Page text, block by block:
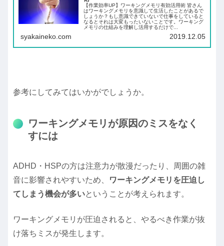
【作業効率UP】ワーキングメモリ有効活用術 皆さん
はワーキングメモリを意識して生活したことがあるで
しょうか？もし意識できていないで仕事をしていると
なるとそれは大変もったいないことです。ワーキング
メモリの仕組みを理解し活用するだけで...
syakaineko.com 2019.12.05
参考にしてみてはいかがでしょうか。
ワーキングメモリが原因のミスをなく
すには
ADHD・HSPの方は注意力が散漫だったり、周囲の雑
音に影響されやすいため、
ワーキングメモリを圧迫し
てしまう機会が多いということが考えられます。
ワーキングメモリが圧迫されると、やるべき作業が抜
け落ちミスが発生します。